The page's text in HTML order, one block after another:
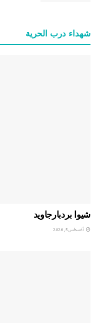
شهداء درب الحرية
شيوا بردبارجاويد
أغسطس 5, 2026